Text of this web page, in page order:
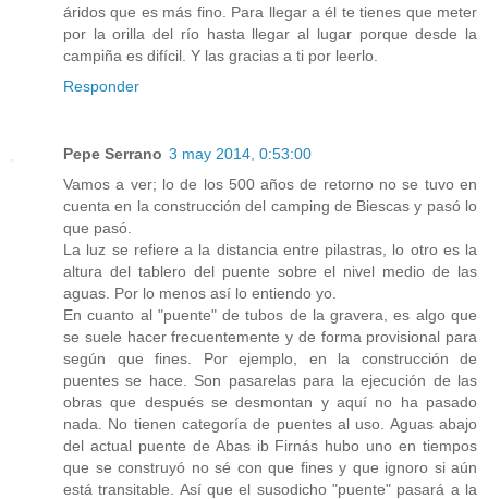
áridos que es más fino. Para llegar a él te tienes que meter
por la orilla del río hasta llegar al lugar porque desde la
campiña es difícil. Y las gracias a ti por leerlo.
Responder
Pepe Serrano 3 may 2014, 0:53:00
Vamos a ver; lo de los 500 años de retorno no se tuvo en
cuenta en la construcción del camping de Biescas y pasó lo
que pasó.
La luz se refiere a la distancia entre pilastras, lo otro es la
altura del tablero del puente sobre el nivel medio de las
aguas. Por lo menos así lo entiendo yo.
En cuanto al "puente" de tubos de la gravera, es algo que
se suele hacer frecuentemente y de forma provisional para
según que fines. Por ejemplo, en la construcción de
puentes se hace. Son pasarelas para la ejecución de las
obras que después se desmontan y aquí no ha pasado
nada. No tienen categoría de puentes al uso. Aguas abajo
del actual puente de Abas ib Firnás hubo uno en tiempos
que se construyó no sé con que fines y que ignoro si aún
está transitable. Así que el susodicho "puente" pasará a la